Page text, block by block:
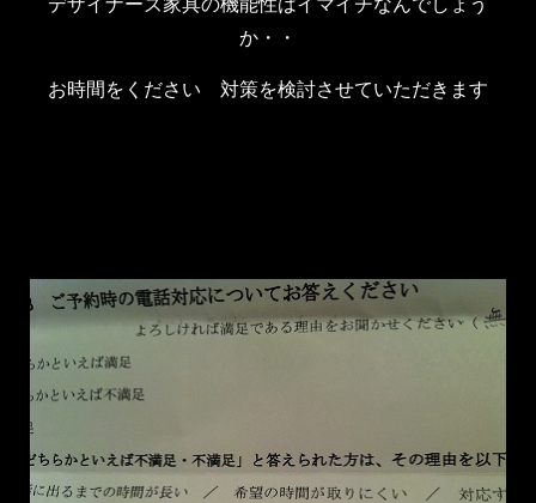
か・・
お時間をください 対策を検討させていただきます